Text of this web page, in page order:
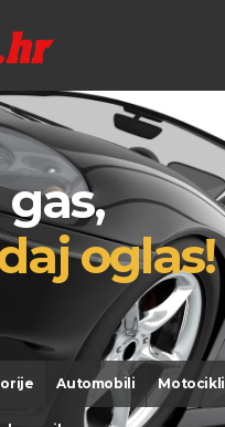
oglas!
Automobili Motocikli